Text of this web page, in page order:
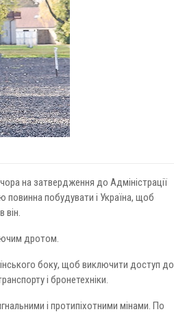
на затвердження до Адміністрації
повинна побудувати і Україна, щоб
він.
дротом.
боку, щоб виключити доступ до
і бронетехніки.
і протипіхотними мінами. По